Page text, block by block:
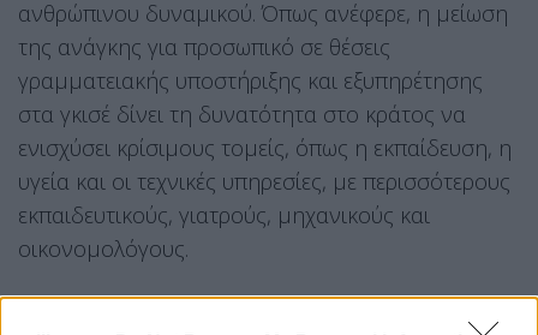
ανθρώπινου δυναμικού. Όπως ανέφερε, η μείωση
της ανάγκης για προσωπικό σε θέσεις
γραμματειακής υποστήριξης και εξυπηρέτησης
στα γκισέ δίνει τη δυνατότητα στο κράτος να
ενισχύσει κρίσιμους τομείς, όπως η εκπαίδευση, η
υγεία και οι τεχνικές υπηρεσίες, με περισσότερους
εκπαιδευτικούς, γιατρούς, μηχανικούς και
οικονομολόγους.
Παράλληλα, τόνισε ότι «είναι ένας πολύ δύσκολος